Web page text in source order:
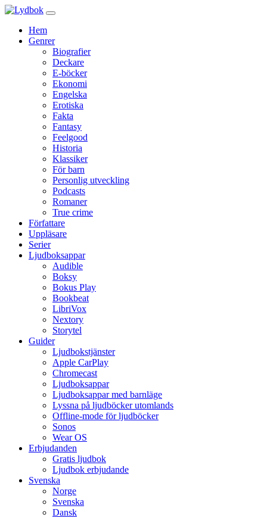
Hem
Genrer
Biografier
Deckare
E-böcker
Ekonomi
Engelska
Erotiska
Fakta
Fantasy
Feelgood
Historia
Klassiker
För barn
Personlig utveckling
Podcasts
Romaner
True crime
Författare
Uppläsare
Serier
Ljudboksappar
Audible
Boksy
Bokus Play
Bookbeat
LibriVox
Nextory
Storytel
Guider
Ljudbokstjänster
Apple CarPlay
Chromecast
Ljudboksappar
Ljudboksappar med barnläge
Lyssna på ljudböcker utomlands
Offline-mode för ljudböcker
Sonos
Wear OS
Erbjudanden
Gratis ljudbok
Ljudbok erbjudande
Svenska
Norge
Svenska
Dansk